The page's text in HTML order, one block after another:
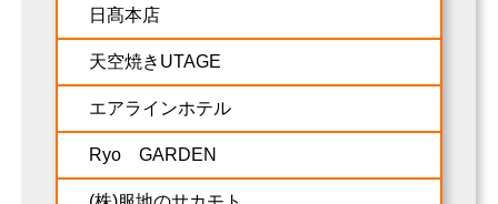
日髙本店
天空焼きUTAGE
エアラインホテル
Ryo GARDEN